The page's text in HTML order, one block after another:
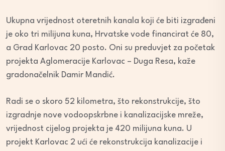
Ukupna vrijednost oteretnih kanala koji će biti izgrađeni
je oko tri milijuna kuna, Hrvatske vode financirat će 80,
a Grad Karlovac 20 posto. Oni su preduvjet za početak
projekta Aglomeracije Karlovac – Duga Resa, kaže
gradonačelnik Damir Mandić.
Radi se o skoro 52 kilometra, što rekonstrukcije, što
izgradnje nove vodoopskrbne i kanalizacijske mreže,
vrijednost cijelog projekta je 420 milijuna kuna. U
projekt Karlovac 2 ući će rekonstrukcija kanalizacije i